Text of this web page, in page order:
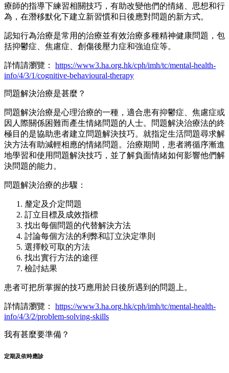
療師的指導下練習相關技巧，有助改變他們的情緒、思想和行
為，在潛移默化下建立新習慣和日後應對問題的新方式。
認知行為治療是常用的治療並有效治療多種精神健康問題，包
括抑鬱症、焦慮症、創傷後壓力症和強迫症等。
詳情請瀏覽： https://www3.ha.org.hk/cph/imh/tc/mental-health-
info/4/3/1/cognitive-behavioural-therapy
問題解決治療是甚麼？
問題解決治療是心理治療的一種，適合患有抑鬱症、焦慮症或
因人際關係困難而產生情緒問題的人士。問題解決治療法的終
極目的是協助患者建立問題解決技巧。就指定生活問題尋求解
決方法有助減輕相應的情緒問題。治療期間，患者將循序漸進
地學習和使用問題解決技巧，並了解負面情緒如何影響他們解
決問題的能力。
問題解決治療的步驟：
釐定及介定問題
訂立目標及成效指標
找出每個問題的代替解決方法
討論每個方法的利弊和訂立決定準則
選擇較可取的方法
找出實行方法的途徑
檢討結果
患者可把所掌握的技巧應用於日後所遇到的問題上。
詳情請瀏覽： https://www3.ha.org.hk/cph/imh/tc/mental-health-
info/4/3/2/problem-solving-skills
我有甚麼要準備？
定期及依時應診